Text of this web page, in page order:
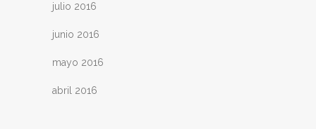
julio 2016
junio 2016
mayo 2016
abril 2016